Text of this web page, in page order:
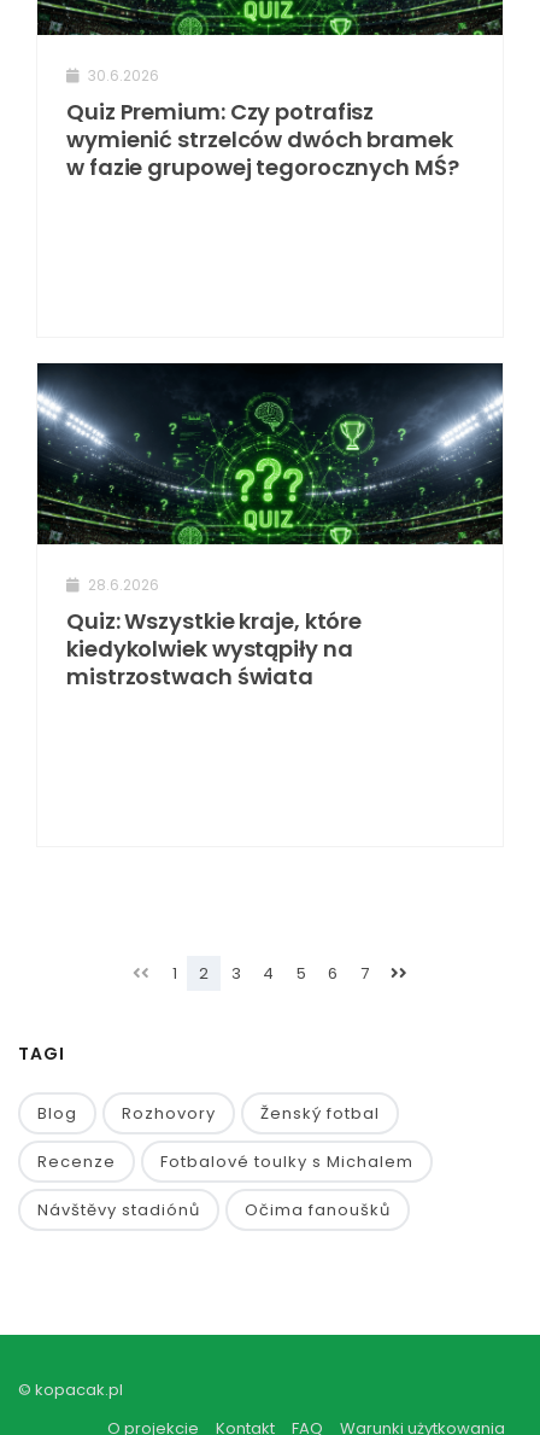
30.6.2026
Quiz Premium: Czy potrafisz
wymienić strzelców dwóch bramek
w fazie grupowej tegorocznych MŚ?
28.6.2026
Quiz: Wszystkie kraje, które
kiedykolwiek wystąpiły na
mistrzostwach świata
1 2 3 4 5 6 7
TAGI
Blog Rozhovory Ženský fotbal
Recenze Fotbalové toulky s Michalem
Návštěvy stadiónů Očima fanoušků
© kopacak.pl
O projekcie
Kontakt FAQ Warunki użytkowania